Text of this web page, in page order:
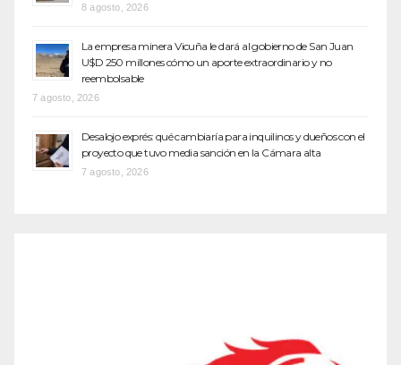
8 agosto, 2026
La empresa minera Vicuña le dará al gobierno de San Juan
U$D 250 millones cómo un aporte extraordinario y no
reembolsable
7 agosto, 2026
Desalojo exprés: qué cambiaría para inquilinos y dueños con el
proyecto que tuvo media sanción en la Cámara alta
7 agosto, 2026